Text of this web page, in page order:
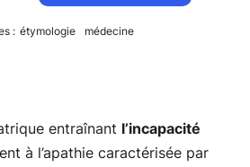
: étymologie médecine
entraînant l’incapacité
à l’apathie caractérisée par